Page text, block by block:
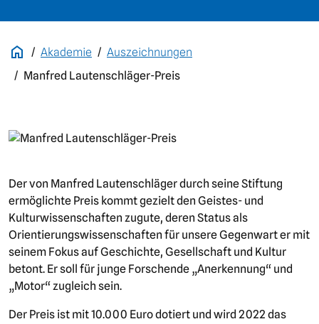
Akademie
Auszeichnungen
Manfred Lautenschläger-Preis
Der von Manfred Lautenschläger durch seine Stiftung
ermöglichte Preis kommt gezielt den Geistes- und
Kulturwissenschaften zugute, deren Status als
Orientierungswissenschaften für unsere Gegenwart er mit
seinem Fokus auf Geschichte, Gesellschaft und Kultur
betont. Er soll für junge Forschende „Anerkennung“ und
„Motor“ zugleich sein.
Der Preis ist mit 10.000 Euro dotiert und wird 2022 das
Bild